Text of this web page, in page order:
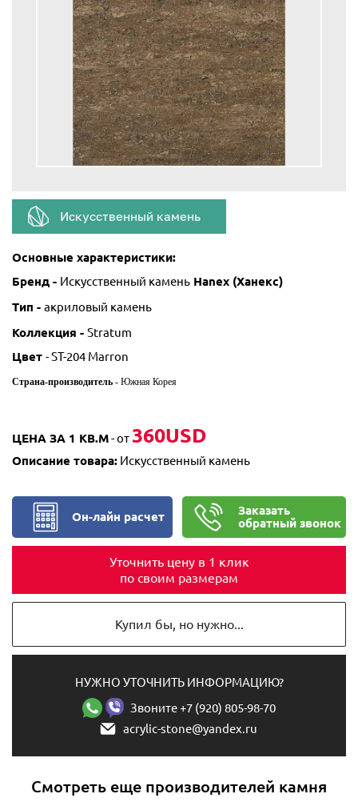
Искусственный камень
Основные характеристики:
Бренд - Искусственный камень Hanex (Ханекс)
Тип - акриловый камень
Коллекция - Stratum
Цвет -ST-204 Marron
Страна-производитель - Южная Корея
ЦЕНА ЗА 1 КВ.М- от360USD
Описание товара: Искусственный камень
Он-лайн расчет
Заказать
обратный звонок
Уточнить цену в 1 клик
по своим размерам
Купил бы, но нужно...
НУЖНО УТОЧНИТЬ ИНФОРМАЦИЮ?
Звоните +7 (920) 805-98-70
acrylic-stone@yandex.ru
Смотреть еще производителей камня